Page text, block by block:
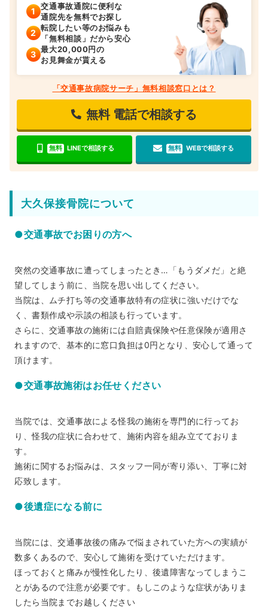
交通事故通院に便利な
通院先を無料でお探し
転院したい等のお悩みも
「無料相談」だから安心
最大20,000円の
お見舞金が貰える
「交通事故病院サーチ」無料相談窓口とは？
無料 電話で相談する
無料 LINEで相談する 無料 WEBで相談する
大久保接骨院について
●交通事故でお困りの方へ
突然の交通事故に遭ってしまったとき…「もうダメだ」と絶
望してしまう前に、当院を思い出してください。
当院は、ムチ打ち等の交通事故特有の症状に強いだけでな
く、書類作成や示談の相談も行っています。
さらに、交通事故の施術には自賠責保険や任意保険が適用さ
れますので、基本的に窓口負担は0円となり、安心して通って
頂けます。
●交通事故施術はお任せください
当院では、交通事故による怪我の施術を専門的に行ってお
り、怪我の症状に合わせて、施術内容を組み立てておりま
す。
施術に関するお悩みは、スタッフ一同が寄り添い、丁寧に対
応致します。
●後遺症になる前に
当院には、交通事故後の痛みで悩まされていた方への実績が
数多くあるので、安心して施術を受けていただけます。
ほっておくと痛みが慢性化したり、後遺障害なってしまうこ
とがあるので注意が必要です。もしこのような症状がありま
したら当院までお越しください